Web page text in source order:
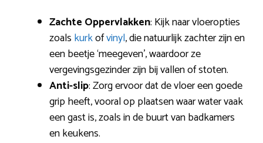
Zachte Oppervlakken: Kijk naar vloeropties
zoals kurkofvinyl, die natuurlijk zachter zijn en
een beetje ‘meegeven’, waardoor ze
vergevingsgezinder zijn bij vallen of stoten.
Anti-slip: Zorg ervoor dat de vloer een goede
grip heeft, vooral op plaatsen waar water vaak
een gast is, zoals in de buurt van badkamers
en keukens.